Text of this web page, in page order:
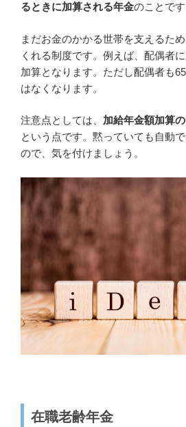
るときに加算される年金のことです
まだお金のかかる世帯を支えるた
くれる制度です。例えば、配偶者
加算となります。ただし配偶者も
はなくなります。
注意点としては、 加給年金額加算
という点です。黙っていても自動
ので、気を付けましょう。
在職老齢年金